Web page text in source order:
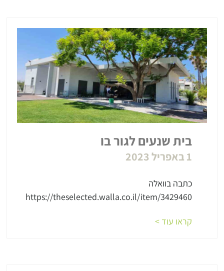
בית שנעים לגור בו
1 באפריל 2023
כתבה בוואלה
https://theselected.walla.co.il/item/3429460
קראו עוד >